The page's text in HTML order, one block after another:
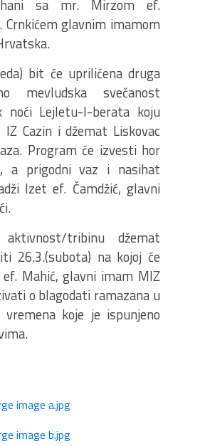
sa mr. Mirzom ef.
Crnkićem glavnim imamom
bit će uprilićena druga
mevludska svečanost
noći Lejletu-l-berata koju
Cazin i džemat Liskovac
Program će izvesti hor
a prigodni vaz i nasihat
Izet ef. Čamdžić, glavni
tribinu džemat
26.3.(subota) na kojoj će
Mahić, glavni imam MIZ
o blagodati ramazana u
vremena koje je ispunjeno